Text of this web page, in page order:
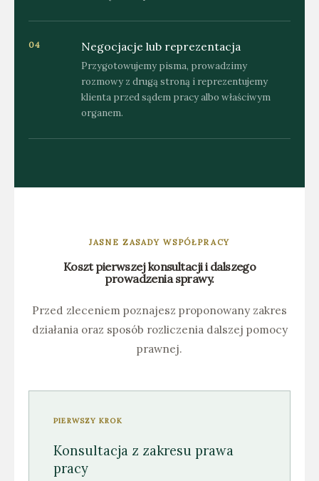
04 Negocjacje lub reprezentacja
Przygotowujemy pisma, prowadzimy
rozmowy z drugą stroną i reprezentujemy
klienta przed sądem pracy albo właściwym
organem.
JASNE ZASADY WSPÓŁPRACY
Koszt pierwszej konsultacji i dalszego
prowadzenia sprawy.
Przed zleceniem poznajesz proponowany zakres
działania oraz sposób rozliczenia dalszej pomocy
prawnej.
PIERWSZY KROK
Konsultacja z zakresu prawa
pracy